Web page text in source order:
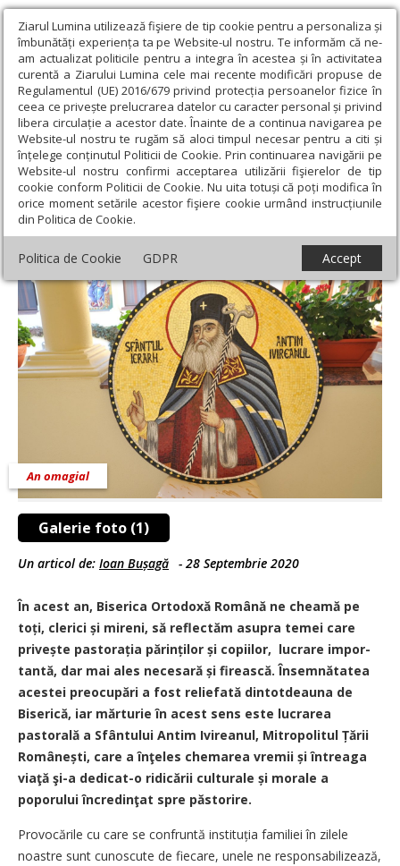
Ziarul Lumina utilizează fişiere de tip cookie pentru a personaliza și
îmbunătăți experiența ta pe Website-ul nostru. Te informăm că ne-
am actualizat politicile pentru a integra în acestea și în activitatea
curentă a Ziarului Lumina cele mai recente modificări propuse de
Regulamentul (UE) 2016/679 privind protecția persoanelor fizice în
ceea ce privește prelucrarea datelor cu caracter personal și privind
libera circulație a acestor date. Înainte de a continua navigarea pe
Website-ul nostru te rugăm să aloci timpul necesar pentru a citi și
înțelege conținutul Politicii de Cookie. Prin continuarea navigării pe
Website-ul nostru confirmi acceptarea utilizării fişierelor de tip
cookie conform Politicii de Cookie. Nu uita totuși că poți modifica în
orice moment setările acestor fişiere cookie urmând instrucțiunile
din Politica de Cookie.
Politica de Cookie GDPR Accept
Ziarul Lumina › Actualitate religioasă › An omagial › Pastorația
părinţilor şi copiilor în lumina vechilor cărți românești
Pastorația părinţilor şi copiilor în lumina
vechilor cărți românești
Galerie foto (1)
An omagial
Un articol de: Ioan Bușagă - 28 Septembrie 2020
În acest an, Biserica Ortodoxă Română ne cheamă pe
toți, clerici și mireni, să reflectăm asupra ­temei care
privește pastorația părin­ților și copiilor, lucrare im­por­
tantă, dar mai ales necesară și firească. Însemnătatea
acestei preocupări a fost reliefată dintotdeauna de
Biserică, iar mărturie în acest sens este lucrarea
pastorală a Sfântului Antim Ivireanul, Mitropolitul Țării
Românești, care a înţeles chemarea vremii și întreaga
viaţă şi-a dedicat-o ridicării culturale și morale a
poporului încredinţat spre păstorire.
Provocările cu care se confruntă instituția familiei în zilele
noastre sunt cunoscute de fiecare, unele ne responsabilizează,